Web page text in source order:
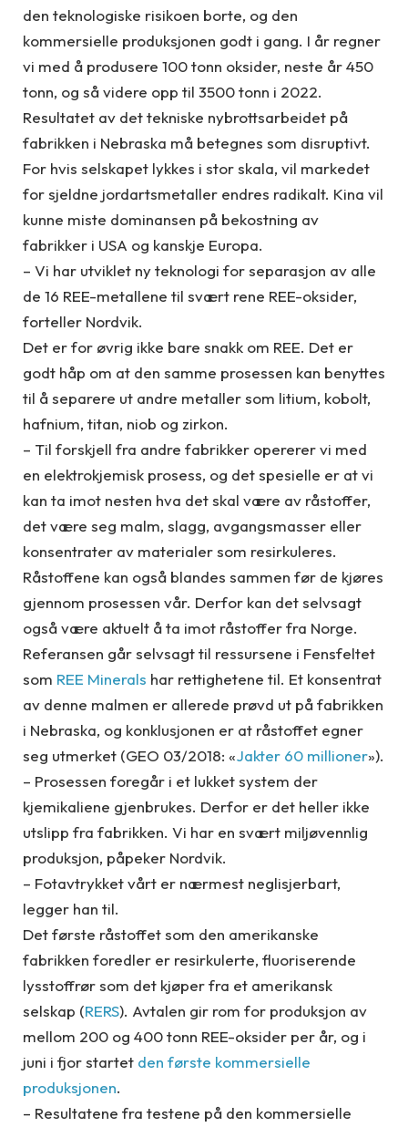
den teknologiske risikoen borte, og den
kommersielle produksjonen godt i gang. I år regner
vi med å produsere 100 tonn oksider, neste år 450
tonn, og så videre opp til 3500 tonn i 2022.
Resultatet av det tekniske nybrottsarbeidet på
fabrikken i Nebraska må betegnes som disruptivt.
For hvis selskapet lykkes i stor skala, vil markedet
for sjeldne jordartsmetaller endres radikalt. Kina vil
kunne miste dominansen på bekostning av
fabrikker i USA og kanskje Europa.
– Vi har utviklet ny teknologi for separasjon av alle
de 16 REE-metallene til svært rene REE-oksider,
forteller Nordvik.
Det er for øvrig ikke bare snakk om REE. Det er
godt håp om at den samme prosessen kan benyttes
til å separere ut andre metaller som litium, kobolt,
hafnium, titan, niob og zirkon.
– Til forskjell fra andre fabrikker opererer vi med
en elektrokjemisk prosess, og det spesielle er at vi
kan ta imot nesten hva det skal være av råstoffer,
det være seg malm, slagg, avgangsmasser eller
konsentrater av materialer som resirkuleres.
Råstoffene kan også blandes sammen før de kjøres
gjennom prosessen vår. Derfor kan det selvsagt
også være aktuelt å ta imot råstoffer fra Norge.
Referansen går selvsagt til ressursene i Fensfeltet
som REE Minerals har rettighetene til. Et konsentrat
av denne malmen er allerede prøvd ut på fabrikken
i Nebraska, og konklusjonen er at råstoffet egner
seg utmerket (GEO 03/2018: «Jakter 60 millioner»).
– Prosessen foregår i et lukket system der
kjemikaliene gjenbrukes. Derfor er det heller ikke
utslipp fra fabrikken. Vi har en svært miljøvennlig
produksjon, påpeker Nordvik.
– Fotavtrykket vårt er nærmest neglisjerbart,
legger han til.
Det første råstoffet som den amerikanske
fabrikken foredler er resirkulerte, fluoriserende
lysstoffrør som det kjøper fra et amerikansk
selskap (RERS). Avtalen gir rom for produksjon av
mellom 200 og 400 tonn REE-oksider per år, og i
juni i fjor startet den første kommersielle
produksjonen.
– Resultatene fra testene på den kommersielle